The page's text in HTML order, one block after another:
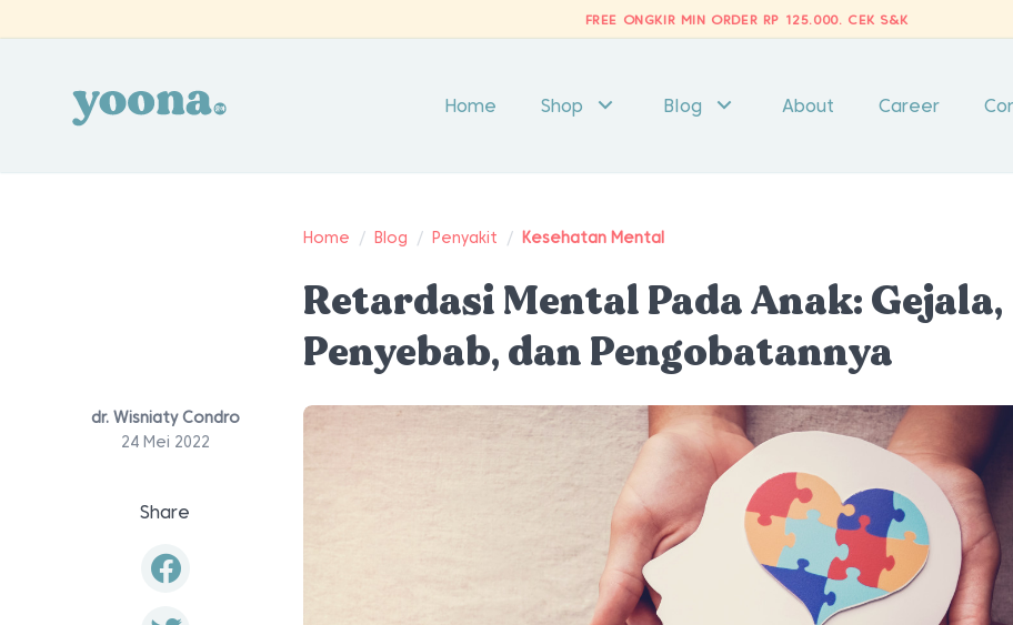
FREE ONGKIR MIN ORDER RP 125.000. CEK S&K
Home Shop Blog About Career
Home / Blog / Penyakit / Kesehatan Mental
Retardasi Mental Pada Anak: Gejala,
Penyebab, dan Pengobatannya
dr. Wisniaty Condro
24 Mei 2022
Share